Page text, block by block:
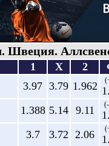
Швеция.
1 X 2
3.97 3.79 1.962
1.388 5.14 9.11
3.7 3.72 2.06